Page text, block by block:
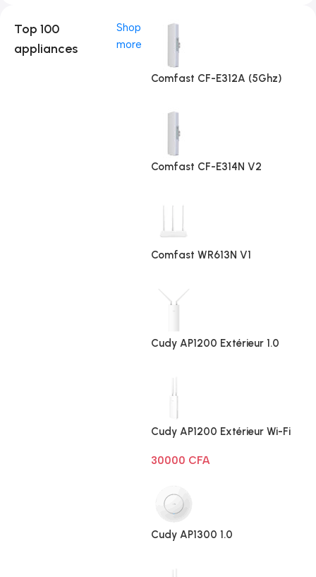
Top 100
appliances
Shop
more
Comfast CF-E312A (5Ghz)
Comfast CF-E314N V2
Comfast WR613N V1
Cudy AP1200 Extérieur 1.0
Cudy AP1200 Extérieur Wi-Fi
30000 CFA
Cudy AP1300 1.0